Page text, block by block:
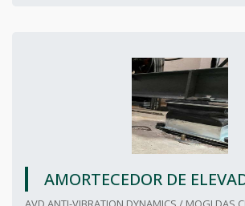
AMORTECEDOR DE